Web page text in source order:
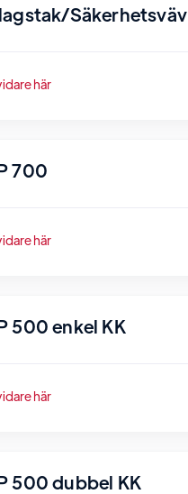
Säkerhetsväv
här
700
här
500 enkel KK
här
500 dubbel KK